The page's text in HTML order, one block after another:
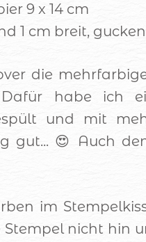
9 x 14 cm
1 cm breit,
die
Dafür habe ich
und mit
gut... 😍 Auch
im
Stempel nicht hin